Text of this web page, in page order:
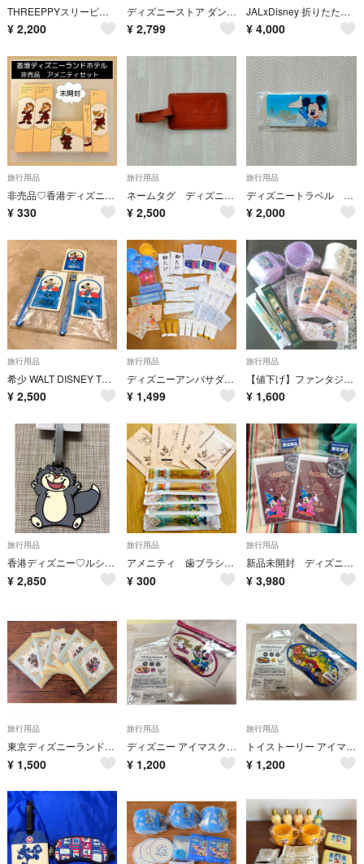
THREEPPYスリーピー☆ティンカーベル 圧縮ケース＆収納ケース新品３点セット
¥ 2,200
ディズニーストア ダンボ 2way ネックピロー
¥ 2,799
JALxDisney 折りたたみボストンバッグ エコボストンバッグ トラベルブル
¥ 4,000
旅行用品
非売品♡香港ディズニーランドホテル アメニティセット 7人の小人
¥ 330
旅行用品
ネームタグ ディズニーシー 非売品
¥ 2,500
旅行用品
ディズニートラベル ネームタグ バッグタグ 非売品
¥ 2,000
旅行用品
希少 WALT DISNEY TRAVEL CO.INC ネームタグ
¥ 2,500
旅行用品
ディズニーアンバサダーホテル グランドニッコー東京ベイ舞浜 アメニティ まとめ売
¥ 1,499
旅行用品
【値下げ】ファンタジースプリングスホテル★アメニティセット11点
¥ 1,600
旅行用品
香港ディズニー♡ルシファー ラゲージタグ
¥ 2,850
旅行用品
アメニティ 歯ブラシ 足ぴた
¥ 300
旅行用品
新品未開封 ディズニー 限定 ファンタジア ミッキー パスポートケース 2セット
¥ 3,980
旅行用品
東京ディズニーランドホテル 宿泊者用 WASH CLOTH 5枚セット
¥ 1,500
旅行用品
ディズニー アイマスク 耳栓 ポーチ付き 旅行 飛行機 リラックス 快眠 ミニー
¥ 1,200
旅行用品
トイストーリー アイマスク 耳栓 ポーチ付き 旅行 飛行機 リラックス 快眠
¥ 1,200